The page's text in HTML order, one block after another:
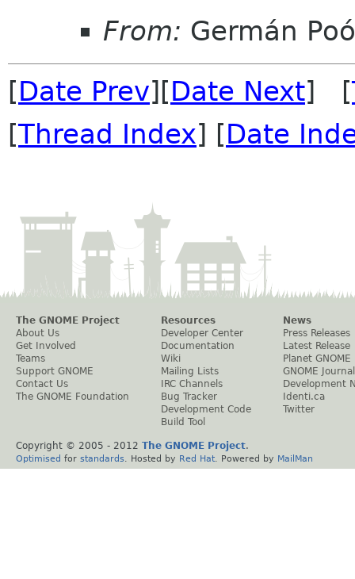
From: Germán
[Date Prev][Date Next] [
[Thread Index] [Date
The GNOME Project
About Us
Get Involved
Teams
Support GNOME
Contact Us
The GNOME Foundation
Resources
Developer Center
Documentation
Wiki
Mailing Lists
IRC Channels
Bug Tracker
Development Code
Build Tool
News
Press Releases
Latest Release
Planet GNOME
GNOME Journal
Development
Identi.ca
Twitter
Copyright © 2005 - 2012 The GNOME Project.
Optimised for standards . Hosted by Red Hat . Powered by MailMan